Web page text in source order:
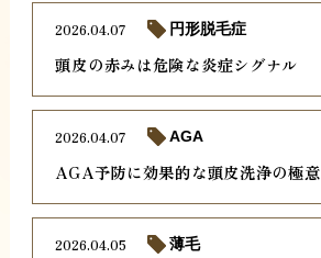
頭皮の赤みは危険な炎症シグナル
2026.04.07 円形脱毛症
AGA予防に効果的な頭皮洗浄の極意
2026.04.07 AGA
2026.04.05 薄毛